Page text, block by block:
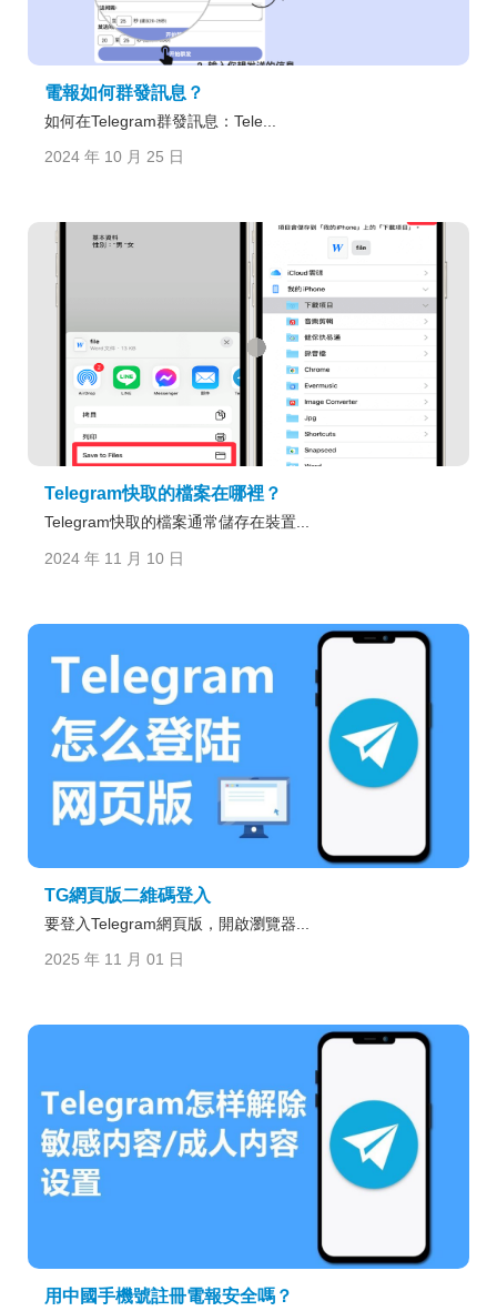
電報如何群發訊息？
如何在Telegram群發訊息：Tele...
2024 年 10 月 25 日
Telegram快取的檔案在哪裡？
Telegram快取的檔案通常儲存在裝置...
2024 年 11 月 10 日
TG網頁版二維碼登入
要登入Telegram網頁版，開啟瀏覽器...
2025 年 11 月 01 日
用中國手機號註冊電報安全嗎？